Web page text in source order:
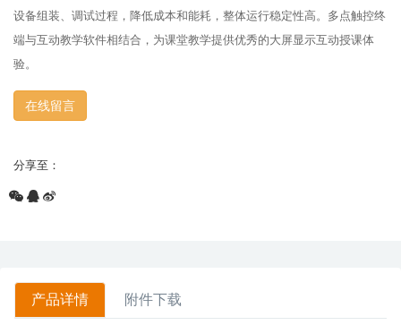
设备组装、调试过程，降低成本和能耗，整体运行稳定性高。多点触控终
端与互动教学软件相结合，为课堂教学提供优秀的大屏显示互动授课体
验。
在线留言
分享至：
产品详情 附件下载